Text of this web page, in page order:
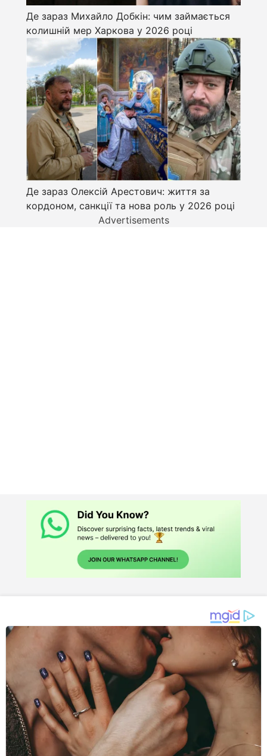
Де зараз Михайло Добкін: чим займається
колишній мер Харкова у 2026 році
Де зараз Олексій Арестович: життя за
кордоном, санкції та нова роль у 2026 році
Advertisements